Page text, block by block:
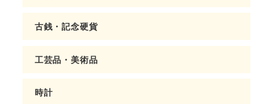
古銭・記念硬貨
工芸品・美術品
時計